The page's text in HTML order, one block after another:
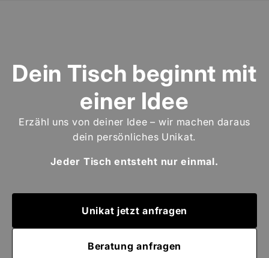
Dein Tisch beginnt mit
einer Idee
Erzähl uns von deiner Idee – wir machen daraus
dein persönliches Unikat.
Jeder Tisch entsteht nur einmal.
Unikat jetzt anfragen
Beratung anfragen